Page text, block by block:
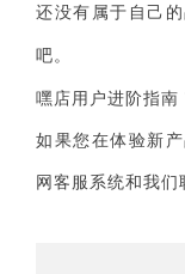
还没有属于自己
吧。
嘿店用户进阶指南
如果您在体验新
网客服系统和我们